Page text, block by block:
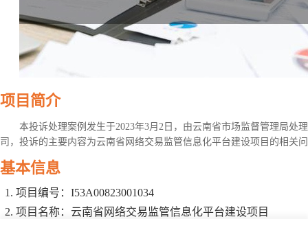
项目简介
本投诉处理案例发生于2023年3月2日，由云南省市场监督管理局处
司，投诉的主要内容为云南省网络交易监管信息化平台建设项目的相关
基本信息
项目编号：I53A00823001034
项目名称：云南省网络交易监管信息化平台建设项目